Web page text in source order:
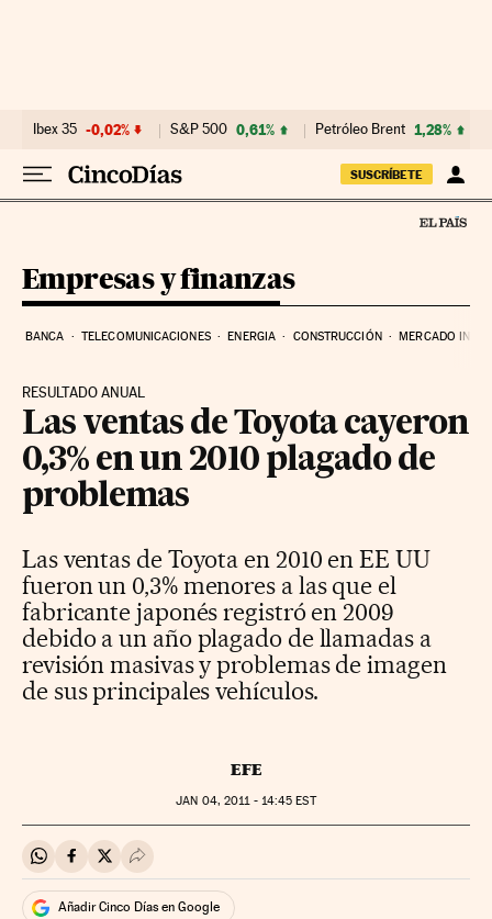
Ibex 35 -0,02% S&P 500 0,61% Petróleo Brent 1,28%
SUSCRÍBETE
Empresas y finanzas
BANCA TELECOMUNICACIONES ENERGIA CONSTRUCCIÓN MERCADO
RESULTADO ANUAL
Las ventas de Toyota cayeron
0,3% en un 2010 plagado de
problemas
Las ventas de Toyota en 2010 en EE UU
fueron un 0,3% menores a las que el
fabricante japonés registró en 2009
debido a un año plagado de llamadas a
revisión masivas y problemas de imagen
de sus principales vehículos.
EFE
JAN 04, 2011 - 14:45 EST
Compartir en Whatsapp
Compartir en Facebook
Compartir en Twitter
Desplegar Redes Sociales
Añadir Cinco Días en Google